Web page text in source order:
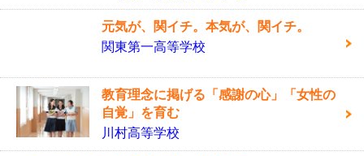
元気が、関イチ。本気が、関イチ。
関東第一高等学校
教育理念に掲げる「感謝の心」「女性の
自覚」を育む
川村高等学校